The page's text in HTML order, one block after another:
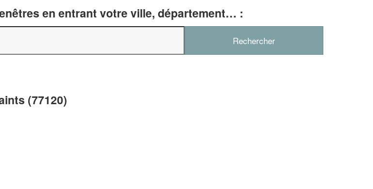
en entrant votre ville, département… :
(77120)
✕
Vous êtes un
professionnel ?